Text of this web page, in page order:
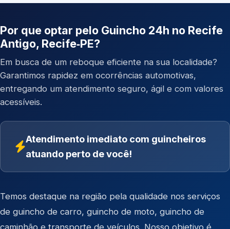
Por que optar pelo Guincho 24h no Recife
Antigo, Recife‑PE?
Em busca de um reboque eficiente na sua localidade?
Garantimos rapidez em ocorrências automotivas,
entregando um atendimento seguro, ágil e com valores
acessíveis.
Atendimento imediato com guincheiros
atuando perto de você!
Temos destaque na região pela qualidade nos serviços
de guincho de carro, guincho de moto, guincho de
caminhão e transporte de veículos . Nosso objetivo é